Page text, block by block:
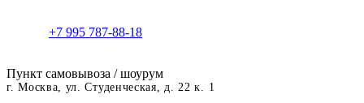
+7 995 787-88-18
Пункт самовывоза / шоурум
г. Москва, ул. Студенческая, д. 22 к. 1